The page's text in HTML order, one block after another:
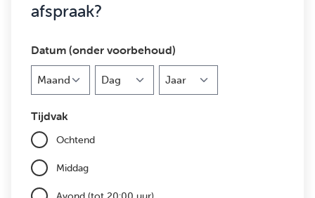
afspraak?
Datum (onder voorbehoud)
Tijdvak
Ochtend
Middag